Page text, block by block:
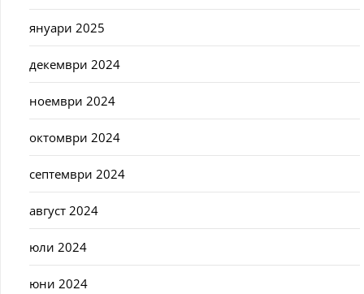
януари 2025
декември 2024
ноември 2024
октомври 2024
септември 2024
август 2024
юли 2024
юни 2024